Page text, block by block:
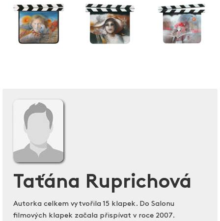
Taťána Ruprichová
Autorka celkem vytvořila 15 klapek. Do Salonu
filmových klapek začala přispívat v roce 2007.